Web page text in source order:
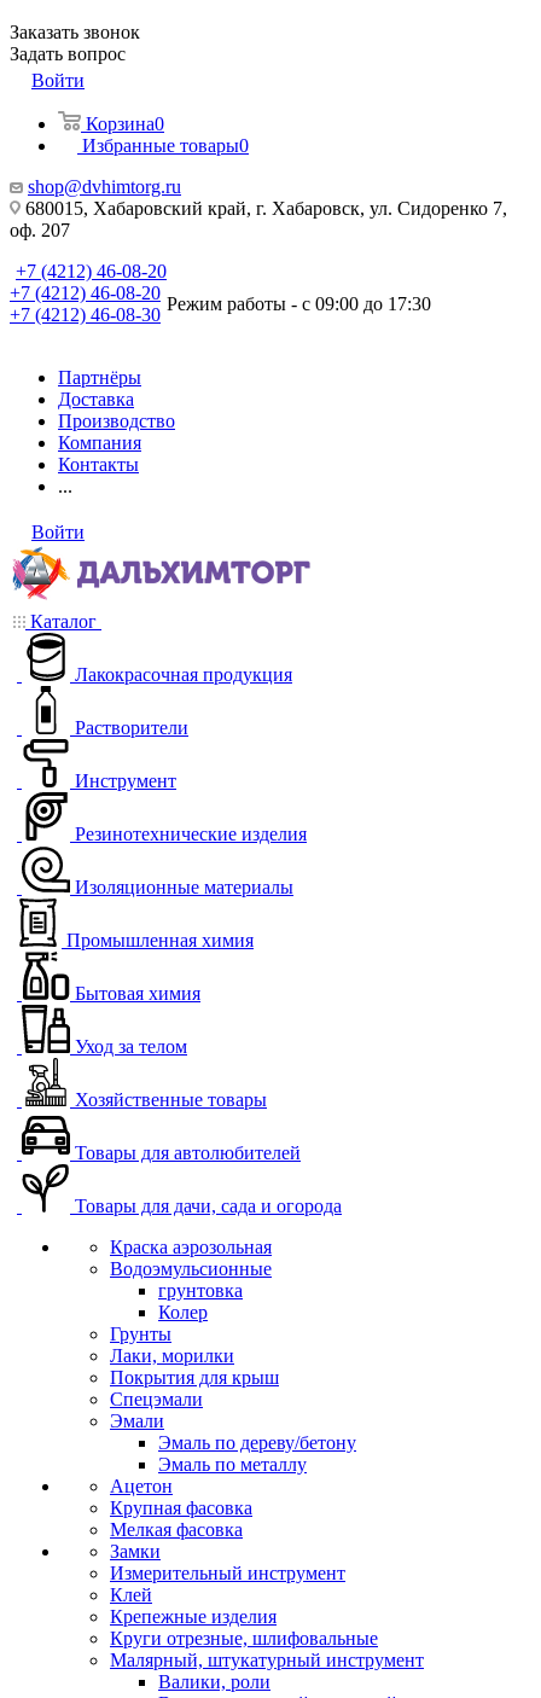
Заказать звонок
Задать вопрос
Войти
Корзина0
Избранные товары0
shop@dvhimtorg.ru
680015, Хабаровский край, г. Хабаровск, ул. Сидоренко 7,
оф. 207
+7 (4212) 46-08-20
+7 (4212) 46-08-20
+7 (4212) 46-08-30
Режим работы - с 09:00 до 17:30
Партнёры
Доставка
Производство
Компания
Контакты
...
Войти
Каталог
Лакокрасочная продукция
Растворители
Инструмент
Резинотехнические изделия
Изоляционные материалы
Промышленная химия
Бытовая химия
Уход за телом
Хозяйственные товары
Товары для автолюбителей
Товары для дачи, сада и огорода
Краска аэрозольная
Водоэмульсионные
грунтовка
Колер
Грунты
Лаки, морилки
Покрытия для крыш
Спецэмали
Эмали
Эмаль по дереву/бетону
Эмаль по металлу
Ацетон
Крупная фасовка
Мелкая фасовка
Замки
Измерительный инструмент
Клей
Крепежные изделия
Круги отрезные, шлифовальные
Малярный, штукатурный инструмент
Валики, роли